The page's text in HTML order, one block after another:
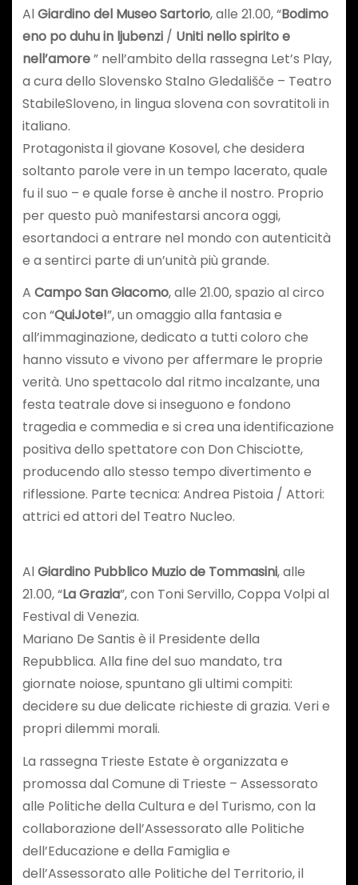
AlGiardino del Museo Sartorio, alle 21.00, “Bodimo
eno po duhu in ljubenzi/ Uniti nello spirito e
nell’amore” nell’ambito della rassegna Let’s Play,
a cura dello Slovensko Stalno Gledališče – Teatro
StabileSloveno, in lingua slovena con sovratitoli in
italiano.
Protagonista il giovane Kosovel, che desidera
soltanto parole vere in un tempo lacerato, quale
fu il suo – e quale forse è anche il nostro. Proprio
per questo può manifestarsi ancora oggi,
esortandoci a entrare nel mondo con autenticità
e a sentirci parte di un’unità più grande.
A Campo San Giacomo, alle 21.00, spazio al circo
con “QuiJote!”, un omaggio alla fantasia e
all’immaginazione, dedicato a tutti coloro che
hanno vissuto e vivono per affermare le proprie
verità. Uno spettacolo dal ritmo incalzante, una
festa teatrale dove si inseguono e fondono
tragedia e commedia e si crea una identificazione
positiva dello spettatore con Don Chisciotte,
producendo allo stesso tempo divertimento e
riflessione. Parte tecnica: Andrea Pistoia / Attori:
attrici ed attori del Teatro Nucleo.
AlGiardino Pubblico Muzio de Tommasini, alle
21.00, “La Grazia”, con Toni Servillo, Coppa Volpi al
Festival di Venezia.
Mariano De Santis è il Presidente della
Repubblica. Alla fine del suo mandato, tra
giornate noiose, spuntano gli ultimi compiti:
decidere su due delicate richieste di grazia. Veri e
propri dilemmi morali.
La rassegna Trieste Estate è organizzata e
promossa dal Comune di Trieste – Assessorato
alle Politiche della Cultura e del Turismo, con la
collaborazione dell’Assessorato alle Politiche
dell’Educazione e della Famiglia e
dell’Assessorato alle Politiche del Territorio, il